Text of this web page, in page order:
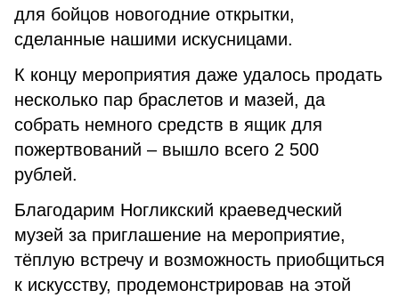
для бойцов новогодние открытки,
сделанные нашими искусницами.
К концу мероприятия даже удалось продать
несколько пар браслетов и мазей, да
собрать немного средств в ящик для
пожертвований – вышло всего 2 500
рублей.
Благодарим Ногликский краеведческий
музей за приглашение на мероприятие,
тёплую встречу и возможность приобщиться
к искусству, продемонстрировав на этой